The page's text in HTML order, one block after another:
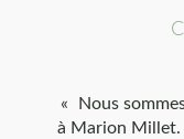
Nous
à Marion Millet.